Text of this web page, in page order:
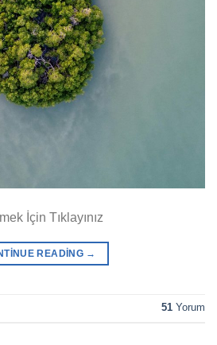
İçin Tıklayınız
READING →
51 Yorum